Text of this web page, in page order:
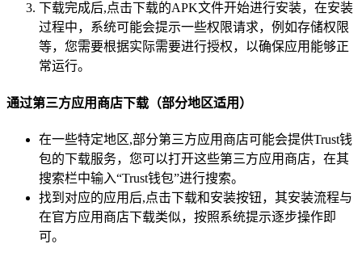
下载完成后,点击下载的APK文件开始进行安装，在安装
过程中，系统可能会提示一些权限请求，例如存储权限
等，您需要根据实际需要进行授权，以确保应用能够正
常运行。
通过第三方应用商店下载（部分地区适用）
在一些特定地区,部分第三方应用商店可能会提供Trust钱
包的下载服务，您可以打开这些第三方应用商店，在其
搜索栏中输入“Trust钱包”进行搜索。
找到对应的应用后,点击下载和安装按钮，其安装流程与
在官方应用商店下载类似，按照系统提示逐步操作即
可。